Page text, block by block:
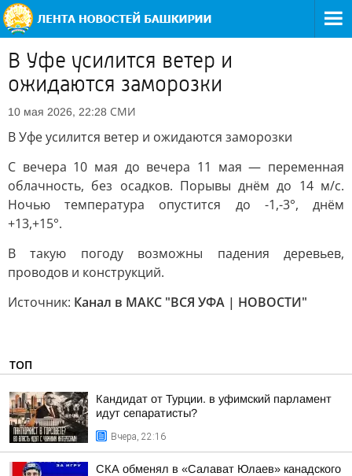
В Уфе усилится ветер и
ожидаются заморозки
10 мая 2026, 22:28 СМИ
В Уфе усилится ветер и ожидаются заморозки
С вечера 10 мая до вечера 11 мая — переменная
облачность, без осадков. Порывы днём до 14 м/с.
Ночью температура опустится до -1,-3°, днём
+13,+15°.
В такую погоду возможны падения деревьев,
проводов и конструкций.
Источник: Канал в МАКС "ВСЯ УФА | НОВОСТИ"
ТОП
Кандидат от Турции. в уфимский парламент
идут сепаратисты?
Вчера, 22:16
СКА обменял в «Салават Юлаев» канадского